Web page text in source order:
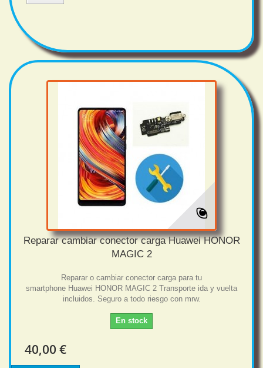
Reparar cambiar conector carga Huawei HONOR
MAGIC 2
Reparar o cambiar conector carga para tu
smartphone Huawei HONOR MAGIC 2 Transporte ida y vuelta
incluidos. Seguro a todo riesgo con mrw.
En stock
40,00 €